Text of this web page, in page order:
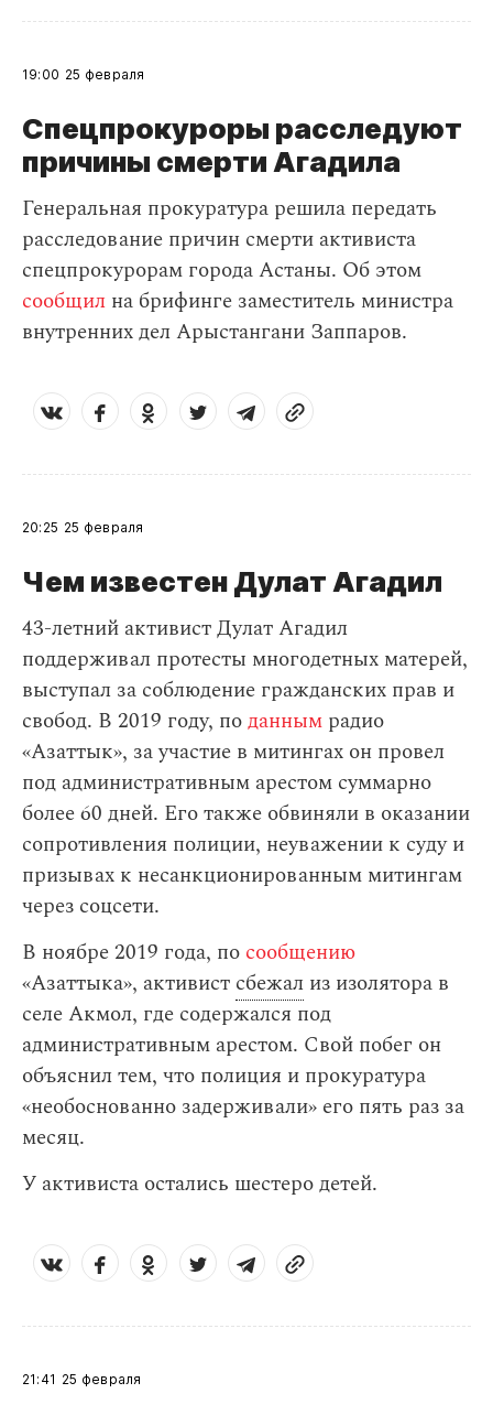
19:00 25 февраля
Спецпрокуроры расследуют
причины смерти Агадила
Генеральная прокуратура решила передать
расследование причин смерти активиста
спецпрокурорам города Астаны. Об этом
сообщил на брифинге заместитель министра
внутренних дел Арыстангани Заппаров.
20:25 25 февраля
Чем известен Дулат Агадил​
43-летний активист Дулат Агадил
поддерживал протесты многодетных матерей,
выступал за соблюдение гражданских прав и
свобод. В 2019 году, поданным радио
«Азаттык», за участие в митингах он провел
под административным арестом суммарно
более 60 дней. Его также обвиняли в оказании
сопротивления полиции, неуважении к суду и
призывах к несанкционированным митингам
через соцсети.
В ноябре 2019 года, по сообщению
«Азаттыка», активист сбежал из изолятора в
селе Акмол, где содержался под
административным арестом. Свой побег он
объяснил тем, что полиция и прокуратура
«необоснованно задерживали» его пять раз за
месяц.
У активиста остались шестеро детей.
21:41 25 февраля